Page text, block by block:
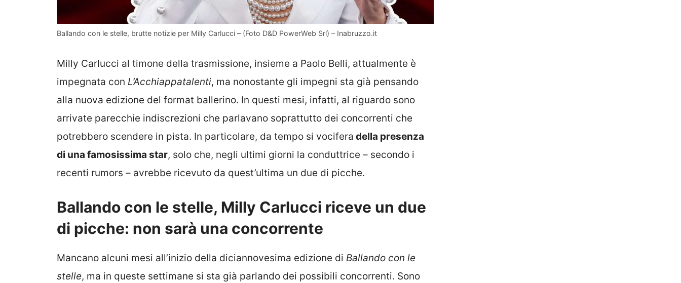
Ballando con le stelle, brutte notizie per Milly Carlucci – (Foto D&D PowerWeb Srl) – Inabruzzo.it
Milly Carlucci al timone della trasmissione, insieme a Paolo Belli, attualmente è
impegnata con L’Acchiappatalenti, ma nonostante gli impegni sta già pensando
alla nuova edizione del format ballerino. In questi mesi, infatti, al riguardo sono
arrivate parecchie indiscrezioni che parlavano soprattutto dei concorrenti che
potrebbero scendere in pista. In particolare, da tempo si vocifera della presenza
di una famosissima star, solo che, negli ultimi giorni la conduttrice – secondo i
recenti rumors – avrebbe ricevuto da quest’ultima un due di picche.
Ballando con le stelle, Milly Carlucci riceve un due
di picche: non sarà una concorrente
Mancano alcuni mesi all’inizio della diciannovesima edizione di Ballando con le
stelle, ma in queste settimane si sta già parlando dei possibili concorrenti. Sono